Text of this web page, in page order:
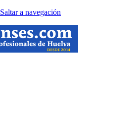
Saltar a navegación